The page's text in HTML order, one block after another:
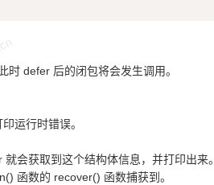
defer 后的闭包将会发生调用。
运行时错误。
会获取到这个结构体信息，并打印出来。
函数的 recover() 函数捕获到。